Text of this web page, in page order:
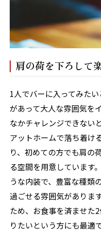
肩の荷を下ろして
1人でバーに入ってみた
があって大人な雰囲気を
なかチャレンジできない
アットホームで落ち着け
り、初めての方でも肩の
る空間を用意しています
うな内装で、豊富な種類
過ごせる雰囲気がありま
ため、お食事を済ませた
りたいという方にも最適で